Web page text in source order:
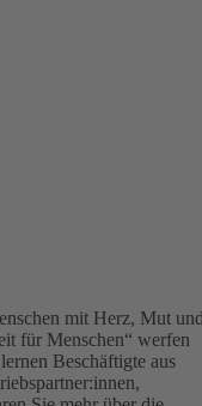
mit Herz, Mut
für Menschen“ werfen
Beschäftigte aus